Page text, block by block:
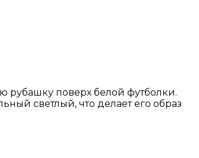
рубашку поверх белой футболки.
светлый, что делает его образ